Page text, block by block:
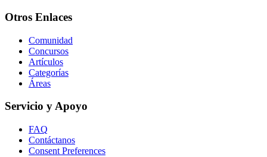
Otros Enlaces
Comunidad
Concursos
Artículos
Categorías
Áreas
Servicio y Apoyo
FAQ
Contáctanos
Consent Preferences